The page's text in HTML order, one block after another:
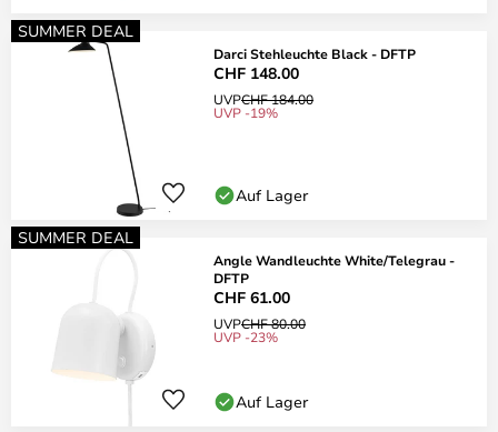
SUMMER DEAL
Darci Stehleuchte Black - DFTP
CHF 148.00
UVPCHF 184.00
UVP -19%
Auf Lager
SUMMER DEAL
Angle Wandleuchte White/Telegrau -
DFTP
CHF 61.00
UVPCHF 80.00
UVP -23%
Auf Lager